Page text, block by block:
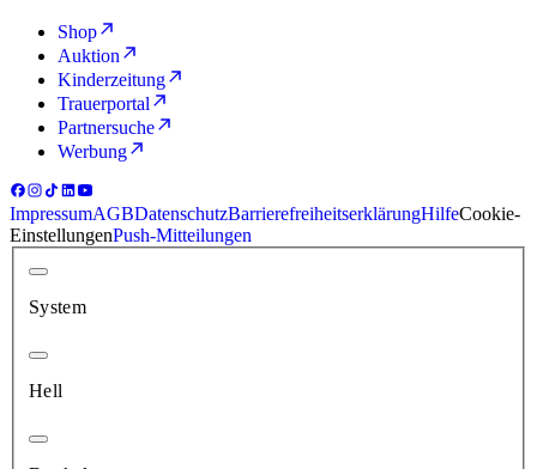
Shop
Auktion
Kinderzeitung
Trauerportal
Partnersuche
Werbung
ImpressumAGBDatenschutzBarrierefreiheitserklärungHilfeCookie-
EinstellungenPush-Mitteilungen
System
Hell